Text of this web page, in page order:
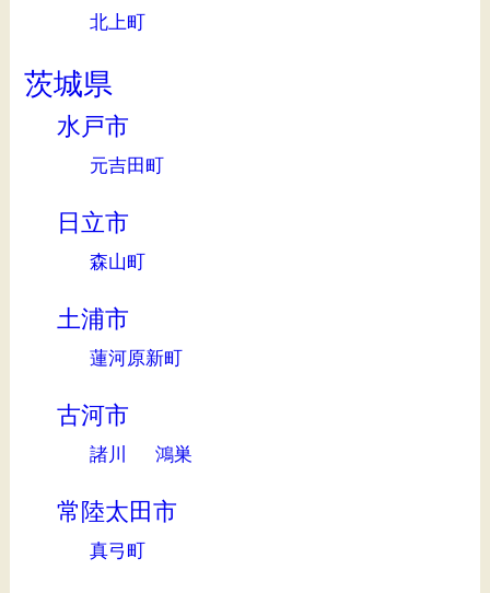
北上町
茨城県
水戸市
元吉田町
日立市
森山町
土浦市
蓮河原新町
古河市
諸川 鴻巣
常陸太田市
真弓町